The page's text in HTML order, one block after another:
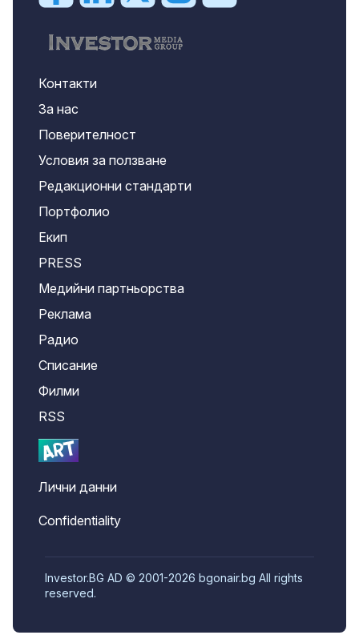
Контакти
За нас
Поверителност
Условия за ползване
Редакционни стандарти
Портфолио
Екип
PRESS
Медийни партньорства
Реклама
Радио
Списание
Филми
RSS
Лични данни
Confidentiality
Investor.BG AD © 2001-2026 bgonair.bg All rights
reserved.